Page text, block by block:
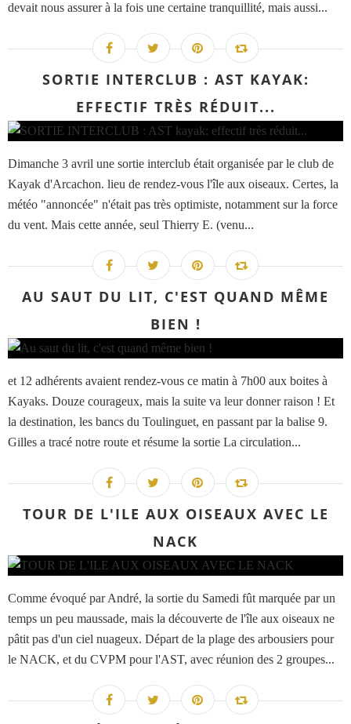
devait nous assurer à la fois une certaine tranquillité, mais aussi...
SORTIE INTERCLUB : AST KAYAK:
EFFECTIF TRÈS RÉDUIT...
Dimanche 3 avril une sortie interclub était organisée par le club de
Kayak d'Arcachon. lieu de rendez-vous l'île aux oiseaux. Certes, la
météo "annoncée" n'était pas très optimiste, notamment sur la force
du vent. Mais cette année, seul Thierry E. (venu...
AU SAUT DU LIT, C'EST QUAND MÊME
BIEN !
et 12 adhérents avaient rendez-vous ce matin à 7h00 aux boites à
Kayaks. Douze courageux, mais la suite va leur donner raison ! Et
la destination, les bancs du Toulinguet, en passant par la balise 9.
Gilles a tracé notre route et résume la sortie La circulation...
TOUR DE L'ILE AUX OISEAUX AVEC LE
NACK
Comme évoqué par André, la sortie du Samedi fût marquée par un
temps un peu maussade, mais la découverte de l'île aux oiseaux ne
pâtit pas d'un ciel nuageux. Départ de la plage des arbousiers pour
le NACK, et du CVPM pour l'AST, avec réunion des 2 groupes...